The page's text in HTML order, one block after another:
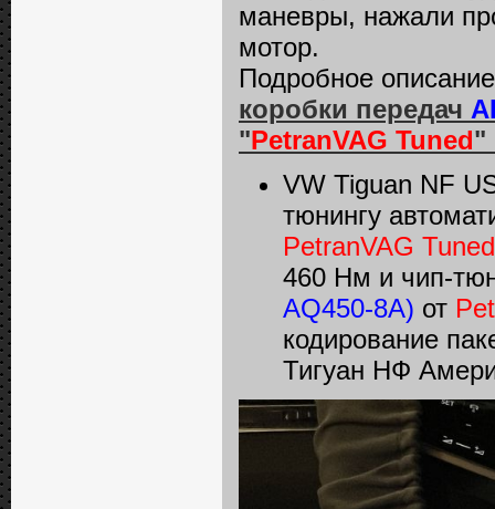
маневры, нажали
мотор.
Подробное
коробки передач
"PetranVAG Tuned"
VW Tiguan NF
тюнингу
PetranVAG Tuned
460 Нм и чип-
AQ450-8A) от
кодирование
Тигуан НФ